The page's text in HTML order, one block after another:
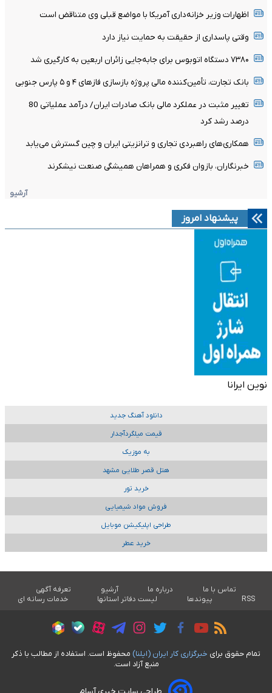
اظهارات وزیر خزانه‌داری آمریکا با مواضع قبلی وی متناقض است
وقتی پاسداری از حقیقت به حمایت نیاز دارد
۷۳۸۰ دستگاه اتوبوس برای جابه‌جایی زائران اربعین به‌ کارگیری شد
بانک تجارت، تأمین‌کننده مالی پروژه بازسازی فازهای ۴ و ۵ پارس جنوبی
تغییر مثبت در عملکرد مالی بانک صادرات ایران/ درآمد عملیاتی 80
درصد رشد کرد
همکاری‌های راهبردی تجاری و ترانزیتی ایران و چین گسترش می‌یابد
خبرنگاران، بازوان فکری و همراهان همیشگی صنعت نیشکرند
آرشیو
پیشنهاد امروز
نوین ایرانا
دانلود آهنگ جدید
قیمت میلگردآجدار
به موزیک
هتل قصر طلایی مشهد
خرید تور
فروش مواد شیمیایی
طراحی اپلیکیشن موبایل
خرید عطر
تماس با ما درباره ما آرشیو
تعرفه آگهی
RSS
پیوندها لیست دفاتر استانها خدمات رسانه ای
تمام حقوق برای خبرگزاری کار ايران (ايلنا) محفوظ است. استفاده از مطالب با ذکر
منبع آزاد است.